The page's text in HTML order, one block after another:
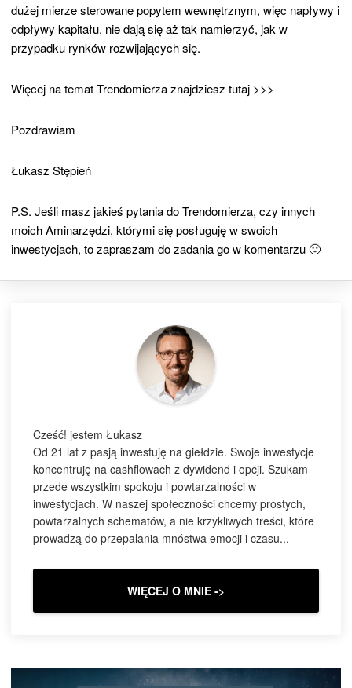
dużej mierze sterowane popytem wewnętrznym, więc napływy i
odpływy kapitału, nie dają się aż tak namierzyć, jak w
przypadku rynków rozwijających się.
Więcej na temat Trendomierza znajdziesz tutaj >>>
Pozdrawiam
Łukasz Stępień
P.S. Jeśli masz jakieś pytania do Trendomierza, czy innych
moich Aminarzędzi, którymi się posługuję w swoich
inwestycjach, to zapraszam do zadania go w komentarzu 🙂
Cześć! jestem Łukasz
Od 21 lat z pasją inwestuję na giełdzie. Swoje inwestycje
koncentruję na cashflowach z dywidend i opcji. Szukam
przede wszystkim spokoju i powtarzalności w
inwestycjach. W naszej społeczności chcemy prostych,
powtarzalnych schematów, a nie krzykliwych treści, które
prowadzą do przepalania mnóstwa emocji i czasu...
WIĘCEJ O MNIE ->